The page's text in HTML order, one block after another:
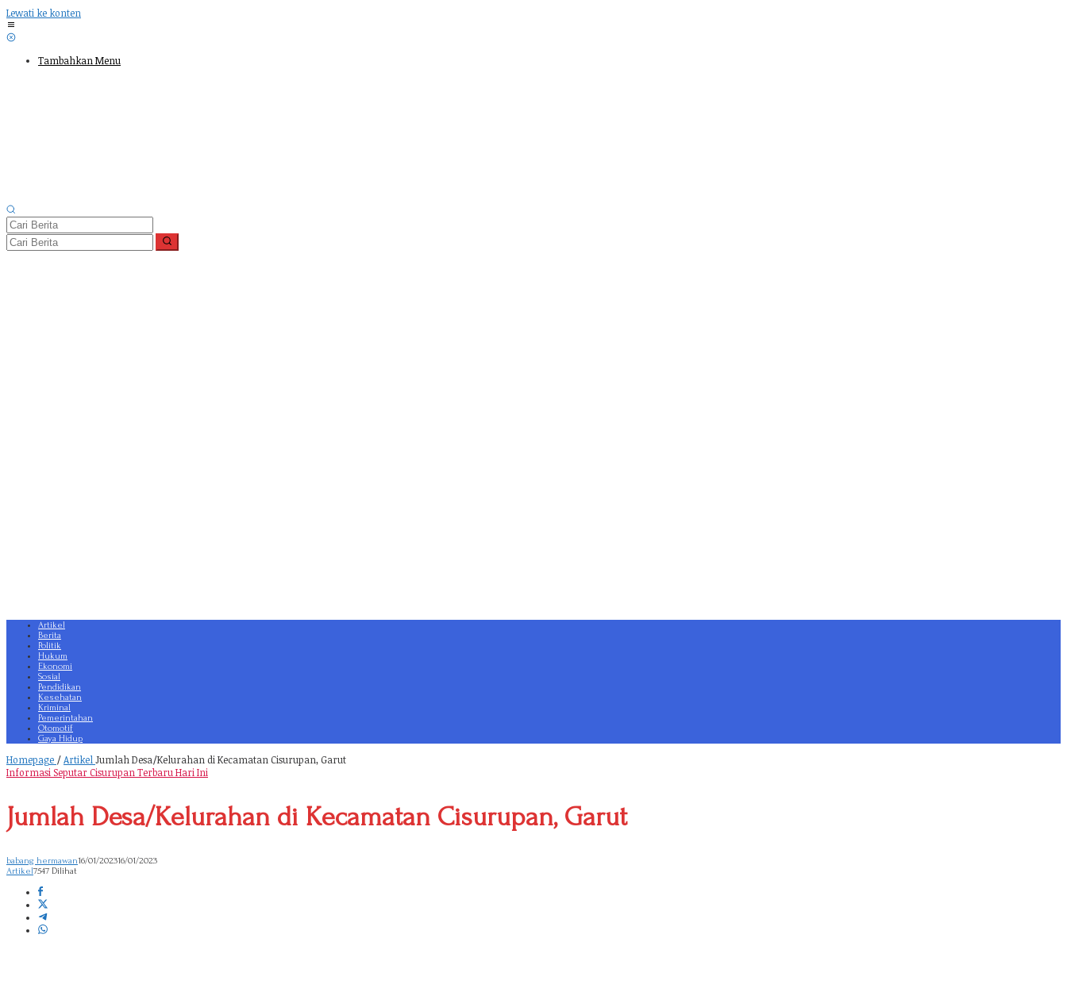
Lewati ke konten
Tambahkan Menu
Artikel
Berita
Politik
Hukum
Ekonomi
Sosial
Pendidikan
Kesehatan
Kriminal
Pemerintahan
Otomotif
Gaya Hidup
Homepage /ArtikelJumlah Desa/Kelurahan di Kecamatan Cisurupan, Garut
Informasi Seputar Cisurupan Terbaru Hari Ini
Jumlah Desa/Kelurahan di Kecamatan Cisurupan, Garut
babang hermawan16/01/202316/01/2023
Artikel7547 Dilihat